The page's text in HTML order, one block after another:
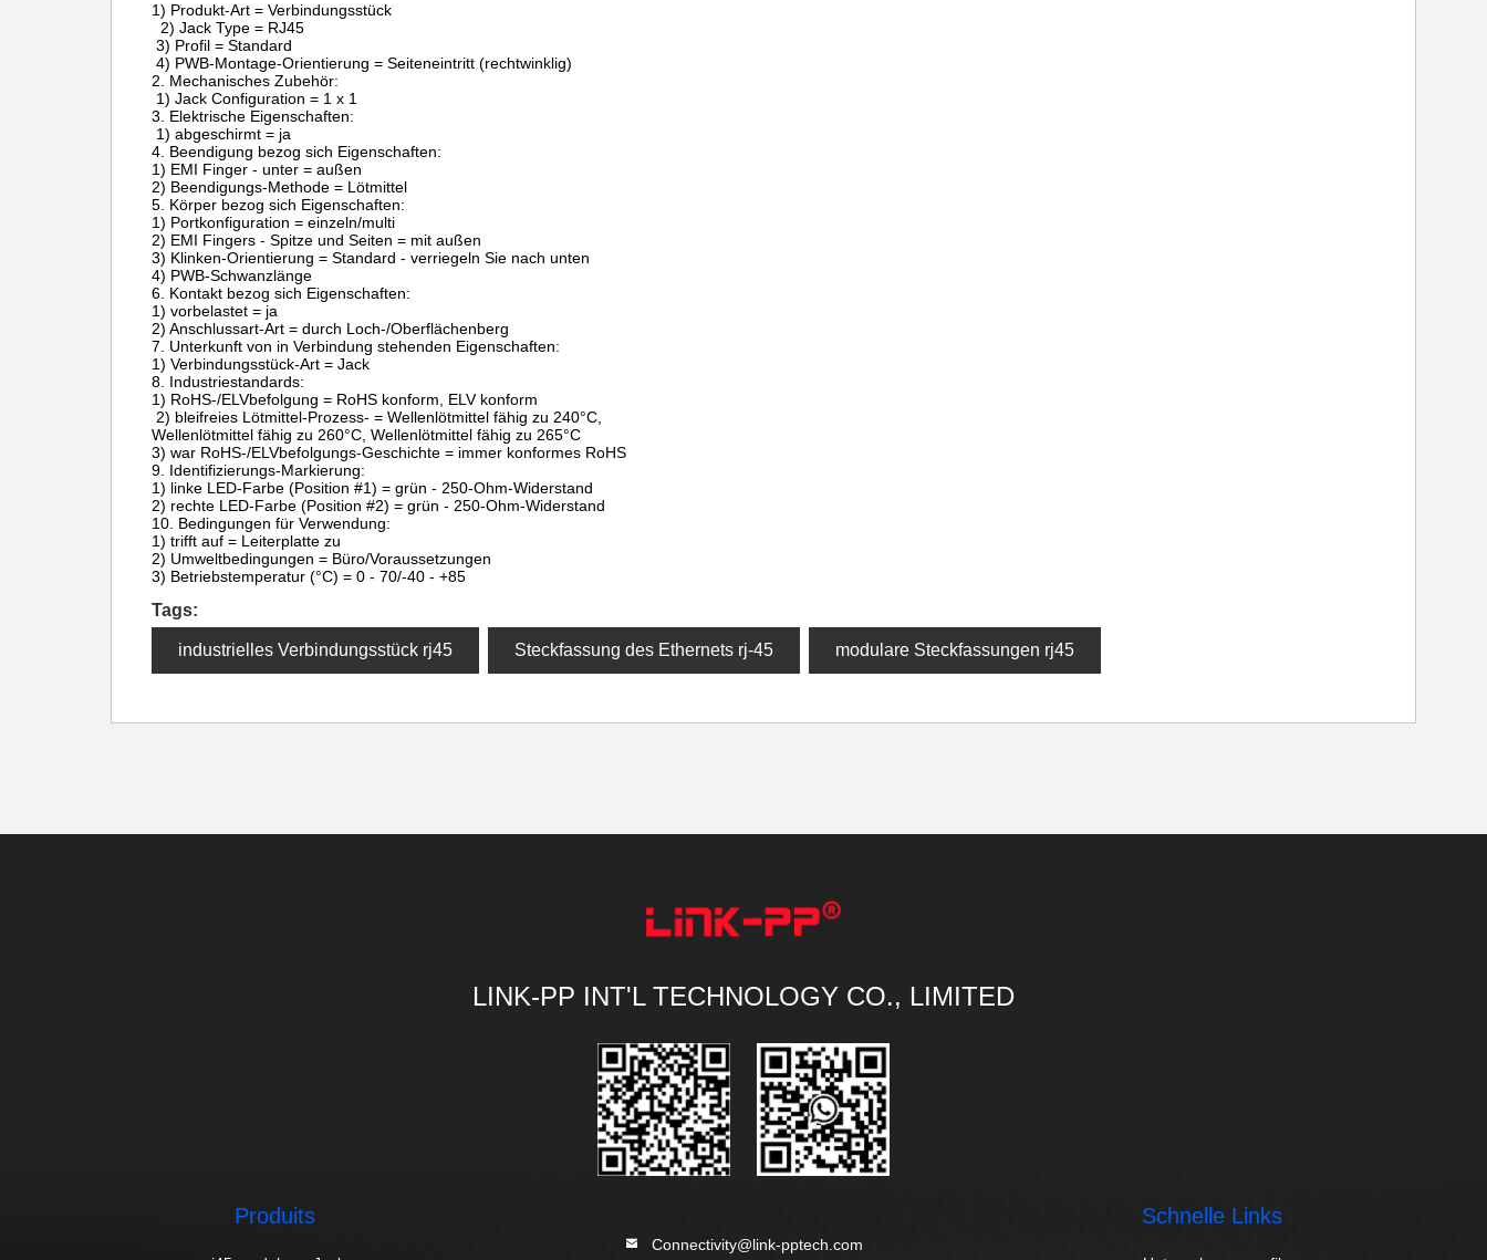
1) Produkt-Art = Verbindungsstück
2) Jack Type = RJ45
3) Profil = Standard
4) PWB-Montage-Orientierung = Seiteneintritt (rechtwinklig)
2. Mechanisches Zubehör:
1) Jack Configuration = 1 x 1
3. Elektrische Eigenschaften:
1) abgeschirmt = ja
4. Beendigung bezog sich Eigenschaften:
1) EMI Finger - unter = außen
2) Beendigungs-Methode = Lötmittel
5. Körper bezog sich Eigenschaften:
1) Portkonfiguration = einzeln/multi
2) EMI Fingers - Spitze und Seiten = mit außen
3) Klinken-Orientierung = Standard - verriegeln Sie nach unten
4) PWB-Schwanzlänge
6. Kontakt bezog sich Eigenschaften:
1) vorbelastet = ja
2) Anschlussart-Art = durch Loch-/Oberflächenberg
7. Unterkunft von in Verbindung stehenden Eigenschaften:
1) Verbindungsstück-Art = Jack
8. Industriestandards:
1) RoHS-/ELVbefolgung = RoHS konform, ELV konform
2) bleifreies Lötmittel-Prozess- = Wellenlötmittel fähig zu 240°C,
Wellenlötmittel fähig zu 260°C, Wellenlötmittel fähig zu 265°C
3) war RoHS-/ELVbefolgungs-Geschichte = immer konformes RoHS
9. Identifizierungs-Markierung:
1) linke LED-Farbe (Position #1) = grün - 250-Ohm-Widerstand
2) rechte LED-Farbe (Position #2) = grün - 250-Ohm-Widerstand
10. Bedingungen für Verwendung:
1) trifft auf = Leiterplatte zu
2) Umweltbedingungen = Büro/Voraussetzungen
3) Betriebstemperatur (°C) = 0 - 70/-40 - +85
Tags:
industrielles Verbindungsstück rj45 Steckfassung des Ethernets rj-45 modulare Steckfassungen rj45
LINK-PP INT'L TECHNOLOGY CO., LIMITED
Produits
Connectivity@link-pptech.com
Schnelle Links